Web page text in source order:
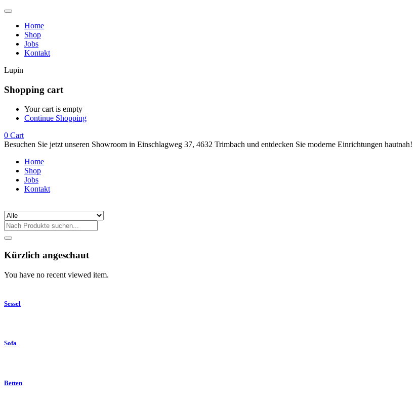
Home
Shop
Jobs
Kontakt
Lupin
Shopping cart
Your cart is empty
Continue Shopping
0 Cart
Besuchen Sie jetzt unseren Showroom in Einschlagweg 37, 4632 Trimbach und entdecken Sie moderne Einrichtungen hautnah!
Home
Shop
Jobs
Kontakt
Kürzlich angeschaut
You have no recent viewed item.
Sessel
Sofa
Betten